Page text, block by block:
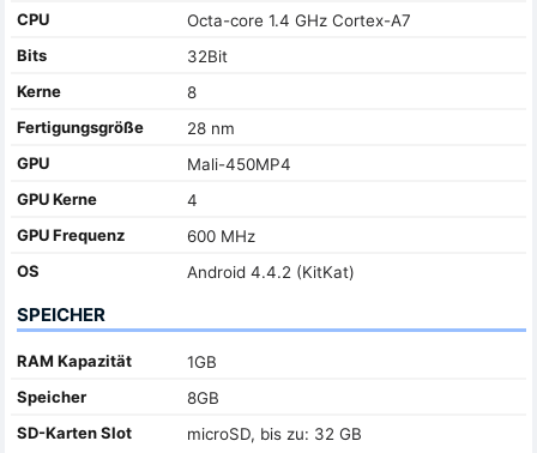
CPU
Octa-core 1.4 GHz Cortex-A7
Bits
32Bit
Kerne
8
Fertigungsgröße
28 nm
GPU
Mali-450MP4
GPU Kerne
4
GPU Frequenz
600 MHz
OS
Android 4.4.2 (KitKat)
SPEICHER
RAM Kapazität
1GB
Speicher
8GB
SD-Karten Slot
microSD, bis zu: 32 GB